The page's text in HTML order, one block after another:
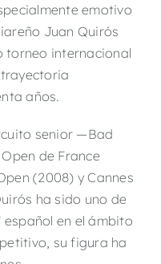
emotivo
Juan Quirós
torneo internacional
años.
senior —Bad
de France
(2008) y Cannes
ha sido uno de
en el ámbito
su figura ha